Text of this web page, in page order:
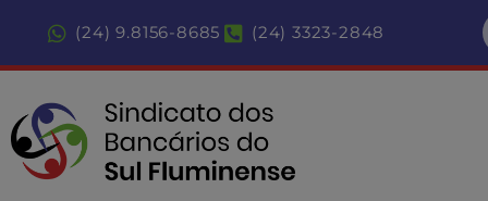
(24) 9.8156-8685 (24) 3323-2848